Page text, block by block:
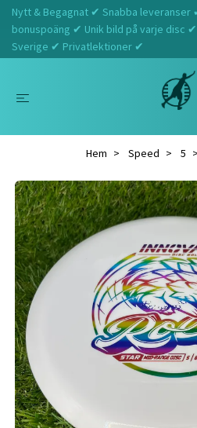
Nytt & Begagnat ✔ Snabba
bonuspoäng ✔ Unik bild på varje disc
Sverige ✔ Privatlektioner ✔
Hem Speed 5